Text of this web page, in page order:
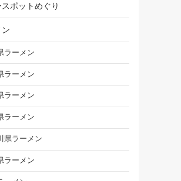
ポットめぐり
ラーメン
ラーメン
ラーメン
ラーメン
県ラーメン
ラーメン